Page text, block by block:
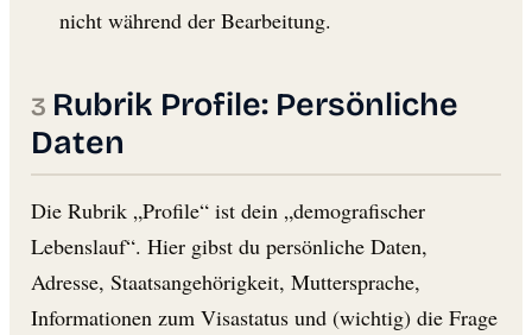
nicht während der Bearbeitung.
Rubrik Profile: Persönliche
Daten
Die Rubrik „Profile“ ist dein „demografischer
Lebenslauf“. Hier gibst du persönliche Daten,
Adresse, Staatsangehörigkeit, Muttersprache,
Informationen zum Visastatus und (wichtig) die Frage